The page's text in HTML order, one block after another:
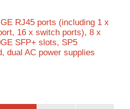
RJ45 ports (including 1 x
16 x switch ports), 8 x
SFP+ slots, SP5
dual AC power supplies